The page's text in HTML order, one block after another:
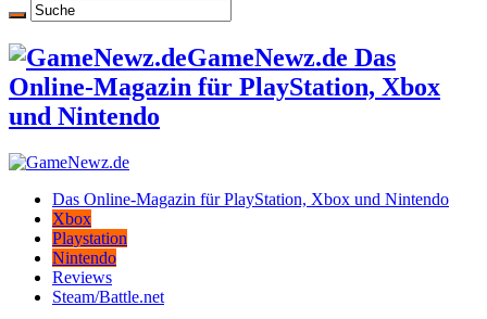
GameNewz.de Das
Online-Magazin für PlayStation, Xbox
und Nintendo
Das Online-Magazin für PlayStation, Xbox und Nintendo
Xbox
Playstation
Nintendo
Reviews
Steam/Battle.net